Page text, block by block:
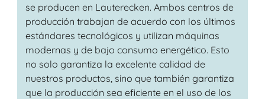
se producen en Lauterecken. Ambos centros de
producción trabajan de acuerdo con los últimos
estándares tecnológicos y utilizan máquinas
modernas y de bajo consumo energético. Esto
no solo garantiza la excelente calidad de
nuestros productos, sino que también garantiza
que la producción sea eficiente en el uso de los